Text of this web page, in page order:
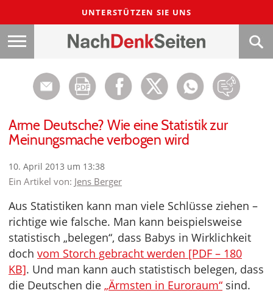
UNTERSTÜTZEN SIE UNS
Arme Deutsche? Wie eine Statistik zur
Meinungsmache verbogen wird
10. April 2013 um 13:38
Ein Artikel von: Jens Berger
Aus Statistiken kann man viele Schlüsse ziehen –
richtige wie falsche. Man kann beispielsweise
statistisch „belegen“, dass Babys in Wirklichkeit
doch vom Storch gebracht werden [PDF – 180
KB]. Und man kann auch statistisch belegen, dass
die Deutschen die „Ärmsten in Euroraum“ sind.